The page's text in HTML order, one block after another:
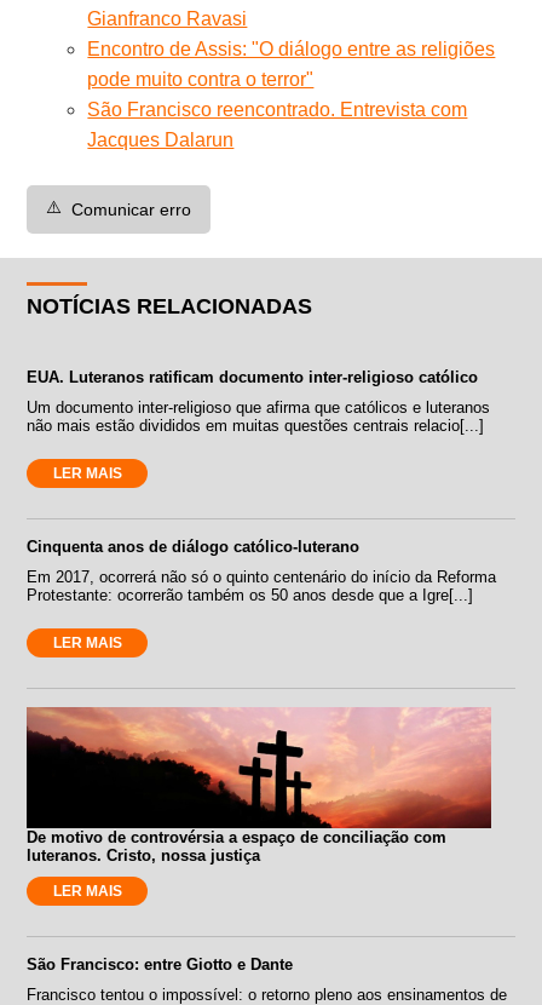
Gianfranco Ravasi
Encontro de Assis: "O diálogo entre as religiões
pode muito contra o terror"
São Francisco reencontrado. Entrevista com
Jacques Dalarun
⚠️ Comunicar erro
NOTÍCIAS RELACIONADAS
EUA. Luteranos ratificam documento inter-religioso católico
Um documento inter-religioso que afirma que católicos e luteranos
não mais estão divididos em muitas questões centrais relacio[...]
LER MAIS
Cinquenta anos de diálogo católico-luterano
Em 2017, ocorrerá não só o quinto centenário do início da Reforma
Protestante: ocorrerão também os 50 anos desde que a Igre[...]
LER MAIS
De motivo de controvérsia a espaço de conciliação com
luteranos. Cristo, nossa justiça
LER MAIS
São Francisco: entre Giotto e Dante
Francisco tentou o impossível: o retorno pleno aos ensinamentos de